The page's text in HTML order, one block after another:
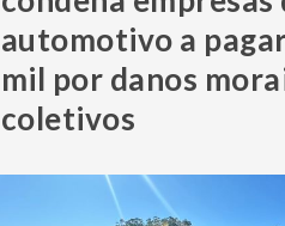
automotivo a
mil por danos
coletivos